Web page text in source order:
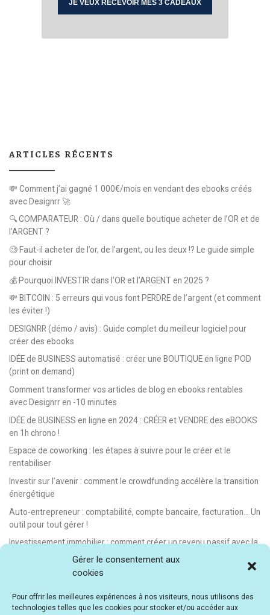
Gérer le consentement aux
cookies
Pour offrir les meilleures expériences à nos visiteurs, nous utilisons des
technologies telles que les cookies pour stocker et/ou accéder aux
ARTICLES RÉCENTS
💸 Comment j’ai gagné 1 000€/mois en vendant des ebooks créés
avec Designrr 🚀
🔍 COMPARATEUR : Où / dans quelle boutique acheter de l’OR et de
l’ARGENT ?
🧐 Faut-il acheter de l’or, de l’argent, ou les deux !? Le guide simple
pour choisir
💰 Pourquoi INVESTIR dans l’OR et l’ARGENT en 2025 ?
💸 BITCOIN : 5 erreurs qui vous font PERDRE de l’argent (et comment
les éviter !)
DESIGNRR (démo / avis) : Guide complet du meilleur logiciel pour
créer des ebooks
IDÉE de BUSINESS automatisé : créer une BOUTIQUE en ligne POD
(print on demand)
Comment transformer vos articles de blog en ebooks rentables
avec Designrr en -10 minutes
IDÉE de BUSINESS en ligne en 2024 : CRÉER et VENDRE des eBOOKS
en 1h chrono !
Espace de coworking : les étapes à suivre pour le créer et le
rentabiliser
Investir sur l’avenir : comment le crowdfunding accélère la transition
énergétique
Auto-entrepreneur : comptabilité, compte bancaire, facturation… Un
outil pour tout gérer !
Investissement immobilier : comment créer un revenu passif avec la
location saisonnière
E-learning : les meilleurs LMS gratuits et payants pour créer et
Idée de business en ligne automatisé : vendre des formations en e-